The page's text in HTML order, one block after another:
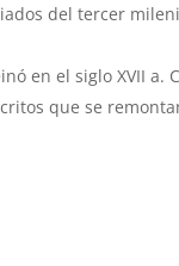
del tercer
en el siglo XVII a.
que se